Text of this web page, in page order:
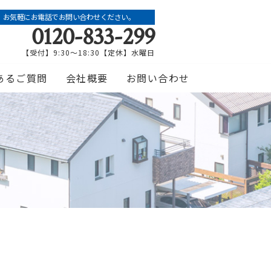
お気軽にお電話でお問い合わせください。
0120-833-299
【受付】9:30～18:30【定休】水曜日
るご質問 会社概要 お問い合わせ